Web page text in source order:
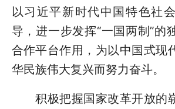
以习近平新时代中国特色社
导，进一步发挥“一国两制”的
合作平台作用，为以中国式现
华民族伟大复兴而努力奋斗。
积极把握国家改革开放的